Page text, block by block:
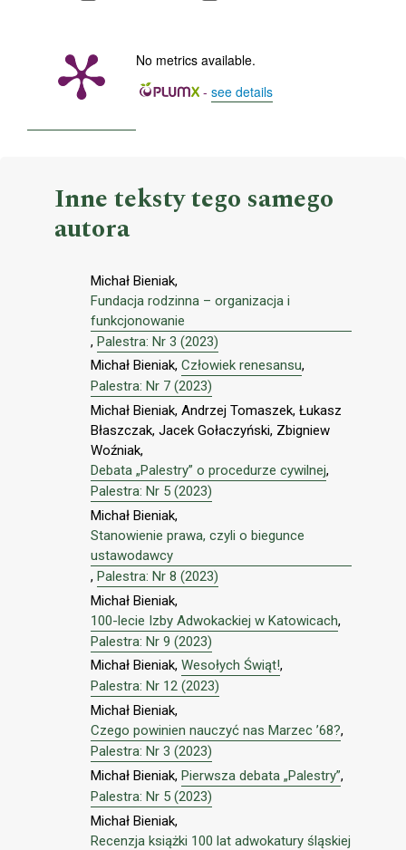
No metrics available.
- see details
Inne teksty tego samego
autora
Michał Bieniak,
Fundacja rodzinna – organizacja i
funkcjonowanie
, Palestra: Nr 3 (2023)
Michał Bieniak, Człowiek renesansu,
Palestra: Nr 7 (2023)
Michał Bieniak, Andrzej Tomaszek, Łukasz
Błaszczak, Jacek Gołaczyński, Zbigniew
Woźniak,
Debata „Palestry” o procedurze cywilnej,
Palestra: Nr 5 (2023)
Michał Bieniak,
Stanowienie prawa, czyli o biegunce
ustawodawcy
, Palestra: Nr 8 (2023)
Michał Bieniak,
100-lecie Izby Adwokackiej w Katowicach,
Palestra: Nr 9 (2023)
Michał Bieniak, Wesołych Świąt!,
Palestra: Nr 12 (2023)
Michał Bieniak,
Czego powinien nauczyć nas Marzec ’68?,
Palestra: Nr 3 (2023)
Michał Bieniak, Pierwsza debata „Palestry”,
Palestra: Nr 5 (2023)
Michał Bieniak,
Recenzja książki 100 lat adwokatury śląskiej